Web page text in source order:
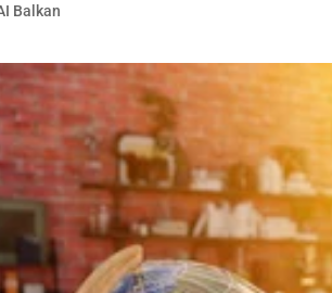
Balkan